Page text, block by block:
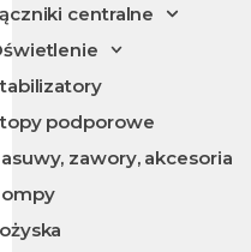
centralne
podporowe
zawory, akcesoria